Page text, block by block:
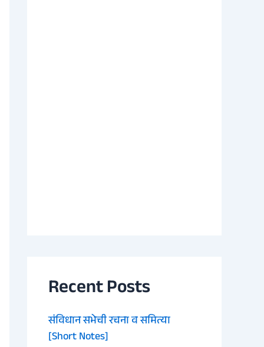
Recent Posts
संविधान सभेची रचना व समित्या
[Short Notes]